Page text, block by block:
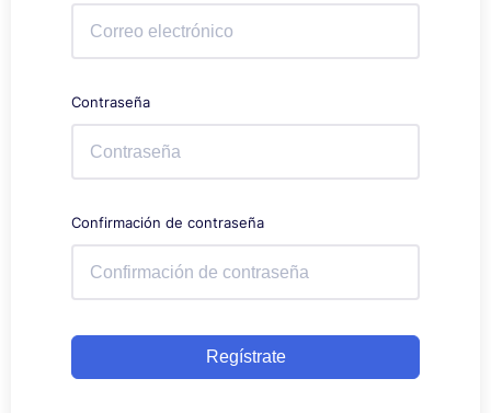
Contraseña
Confirmación de contraseña
Regístrate